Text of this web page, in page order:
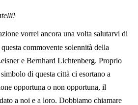
vorrei ancora una volta salutarvi di
commovente solennità della
e Bernhard Lichtenberg. Proprio
di questa città ci esortano a
opportuna o non opportuna, il
a noi e a loro. Dobbiamo chiamare